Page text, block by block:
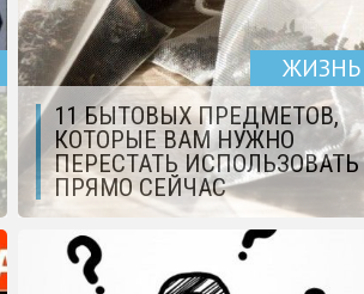
ЖИЗНЬ
11 БЫТОВЫХ ПРЕДМЕТОВ,
КОТОРЫЕ ВАМ НУЖНО
ПЕРЕСТАТЬ ИСПОЛЬЗОВАТЬ
ПРЯМО СЕЙЧАС